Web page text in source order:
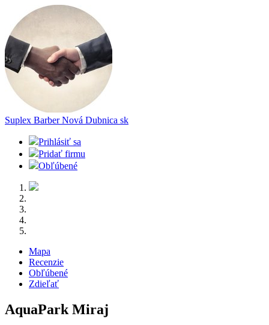
Suplex Barber Nová Dubnica sk
Prihlásiť sa
Pridať firmu
Obľúbené
Mapa
Recenzie
Obľúbené
Zdieľať
AquaPark Miraj